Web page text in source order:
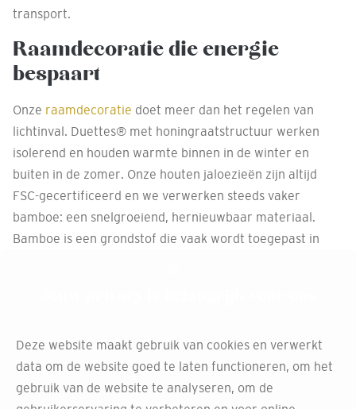
transport.
Raamdecoratie die energie
bespaart
Onze raamdecoratie doet meer dan het regelen van
lichtinval. Duettes® met honingraatstructuur werken
isolerend en houden warmte binnen in de winter en
buiten in de zomer. Onze houten jaloezieën zijn altijd
FSC-gecertificeerd en we verwerken steeds vaker
bamboe: een snelgroeiend, hernieuwbaar materiaal.
Bamboe is een grondstof die vaak wordt toegepast in
Behang met een klein voetafdruk
Deze website maakt gebruik van cookies en verwerkt
data om de website goed te laten functioneren, om het
gebruik van de website te analyseren, om de